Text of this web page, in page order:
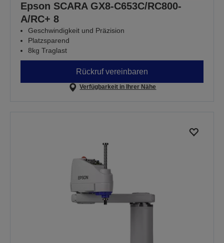
Epson SCARA GX8-C653C/RC800-
A/RC+ 8
Geschwindigkeit und Präzision
Platzsparend
8kg Traglast
Rückruf vereinbaren
Verfügbarkeit in Ihrer Nähe